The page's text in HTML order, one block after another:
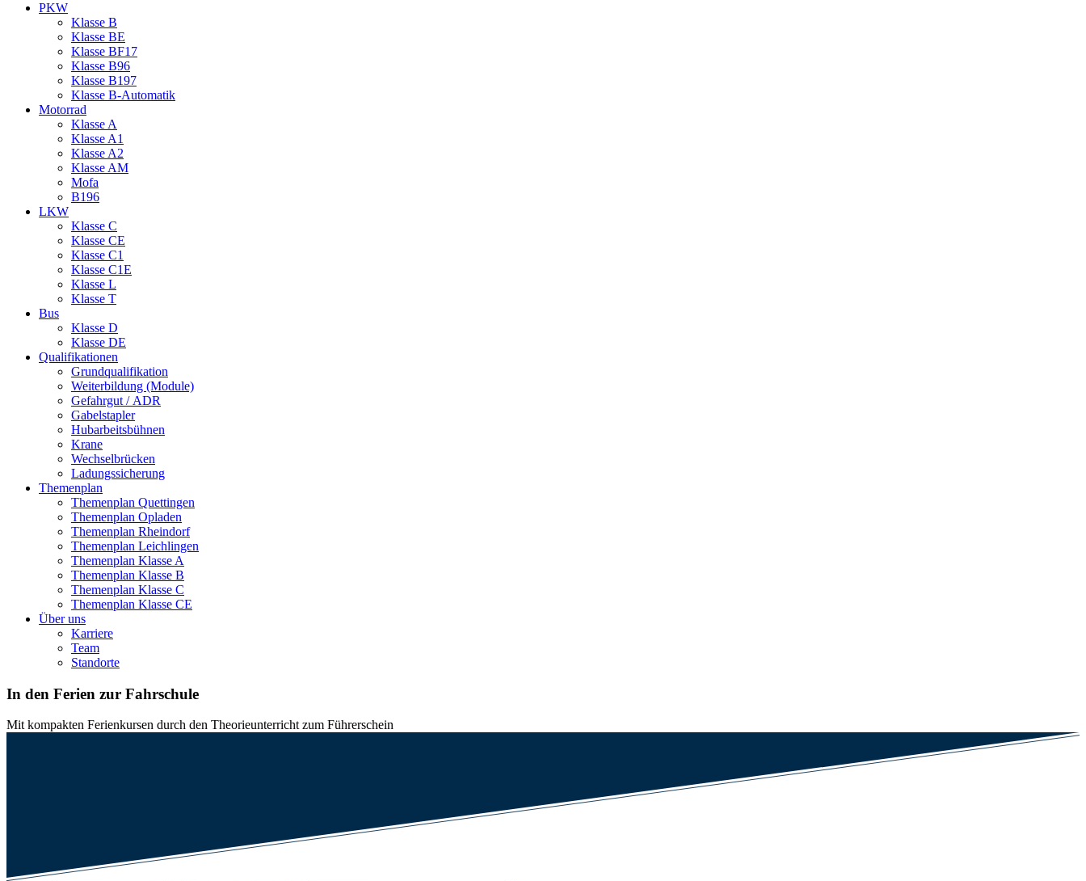
PKW
Klasse B
Klasse BE
Klasse BF17
Klasse B96
Klasse B197
Klasse B‑Automatik
Motorrad
Klasse A
Klasse A1
Klasse A2
Klasse AM
Mofa
B196
LKW
Klasse C
Klasse CE
Klasse C1
Klasse C1E
Klasse L
Klasse T
Bus
Klasse D
Klasse DE
Qualifikationen
Grundqualifikation
Weiterbildung (Module)
Gefahrgut / ADR
Gabelstapler
Hubarbeitsbühnen
Krane
Wechselbrücken
Ladungssicherung
Themenplan
Themenplan Quettingen
Themenplan Opladen
Themenplan Rheindorf
Themenplan Leichlingen
Themenplan Klasse A
Themenplan Klasse B
Themenplan Klasse C
Themenplan Klasse CE
Über uns
Karriere
Team
Standorte
In den Ferien zur Fahrschule
Mit kompakten Ferienkursen durch den Theorieunterricht zum Führerschein